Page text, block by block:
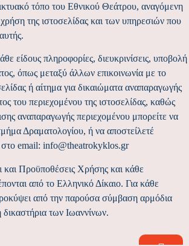
τόπο του Εθνικού Θεάτρου, αναγόμενη
της ιστοσελίδας και των υπηρεσιών που
είδους πληροφορίες, διευκρινίσεις, υποβολή
όπως μεταξύ άλλων επικοινωνία με το
ή αίτημα για δικαιώματα αναπαραγωγής
του περιεχομένου της ιστοσελίδας, καθώς
αναπαραγωγής περιεχομένου μπορείτε να
Δραματολογίου, ή να αποστείλετέ
στο email: info@theatrokyklos.gr
και Προϋποθέσεις Χρήσης και κάθε
από το Ελληνικό Δίκαιο. Για κάθε
από την παρούσα σύμβαση αρμόδια
δικαστήρια των Ιωαννίνων.